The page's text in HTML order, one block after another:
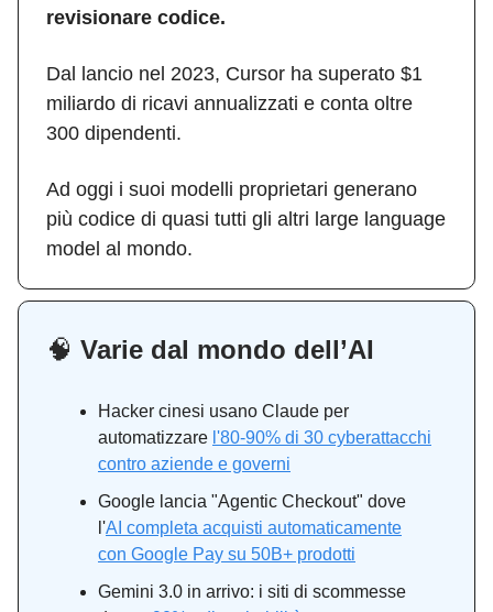
revisionare codice.
Dal lancio nel 2023, Cursor ha superato $1
miliardo di ricavi annualizzati e conta oltre
300 dipendenti.
Ad oggi i suoi modelli proprietari generano
più codice di quasi tutti gli altri large language
model al mondo.
🧠 Varie dal mondo dell’AI
Hacker cinesi usano Claude per
automatizzare l'80-90% di 30 cyberattacchi
contro aziende e governi
Google lancia "Agentic Checkout" dove
l'AI completa acquisti automaticamente
con Google Pay su 50B+ prodotti
Gemini 3.0 in arrivo: i siti di scommesse